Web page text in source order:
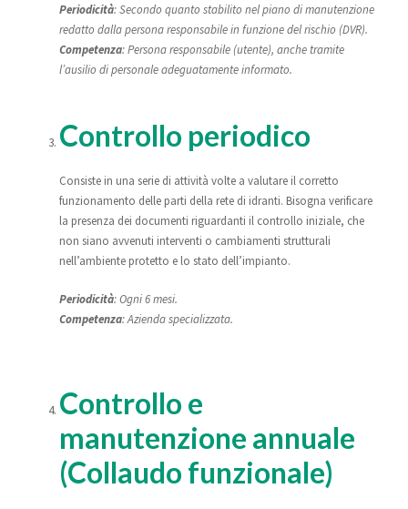
Periodicità: Secondo quanto stabilito nel piano di manutenzione
redatto dalla persona responsabile in funzione del rischio (DVR).
Competenza: Persona responsabile (utente), anche tramite
l’ausilio di perso­nale adeguatamente informato.
Controllo periodico
Consiste in una serie di attività volte a valutare il corretto
funzionamento delle parti della rete di idranti. Bisogna verificare
la presenza dei documenti riguardanti il controllo iniziale, che
non siano avvenuti interventi o cambiamenti strutturali
nell’ambiente protetto e lo stato dell’impianto.
Periodicità: Ogni 6 mesi.
Competenza: Azienda specializzata.
Controllo e
manutenzione annuale
(Collaudo funzionale)